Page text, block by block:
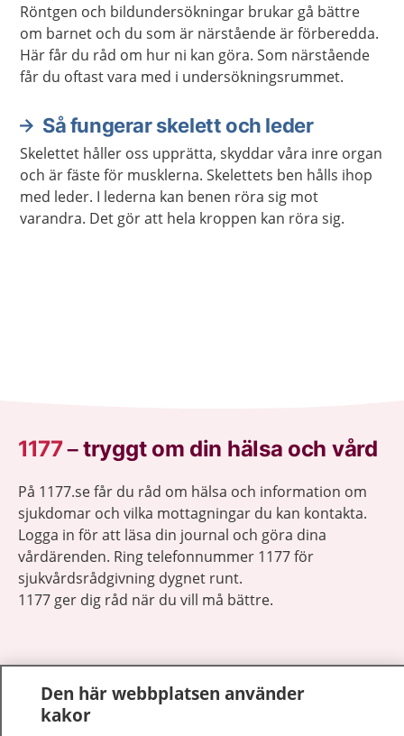
Röntgen och bildundersökningar brukar gå bättre
om barnet och du som är närstående är förberedda.
Här får du råd om hur ni kan göra. Som närstående
får du oftast vara med i undersökningsrummet.
Så fungerar skelett och leder
Skelettet håller oss upprätta, skyddar våra inre organ
och är fäste för musklerna. Skelettets ben hålls ihop
med leder. I lederna kan benen röra sig mot
varandra. Det gör att hela kroppen kan röra sig.
1177–tryggt om din hälsa och vård
På 1177.se får du råd om hälsa och information om
sjukdomar och vilka mottagningar du kan kontakta.
Logga in för att läsa din journal och göra dina
vårdärenden. Ring telefonnummer 1177 för
sjukvårdsrådgivning dygnet runt.
1177 ger dig råd när du vill må bättre.
1177 på flera språk
Den här webbplatsen använder
kakor